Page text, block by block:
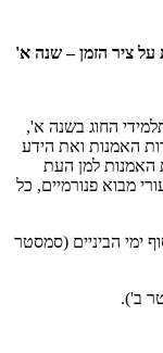
על ציר הזמן – שנה א'
החוג בשנה א',
האמנות ואת הידע
האמנות למן העת
מבוא פנורמיים, כל
ימי הביניים (סמסטר
ב').